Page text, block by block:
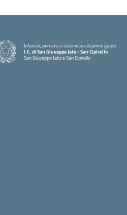
Infanzia, primaria e secondaria di primo grado
I.C. di San Giuseppe Jato - San Cipirello
San Giuseppe Jato e San Cipirello